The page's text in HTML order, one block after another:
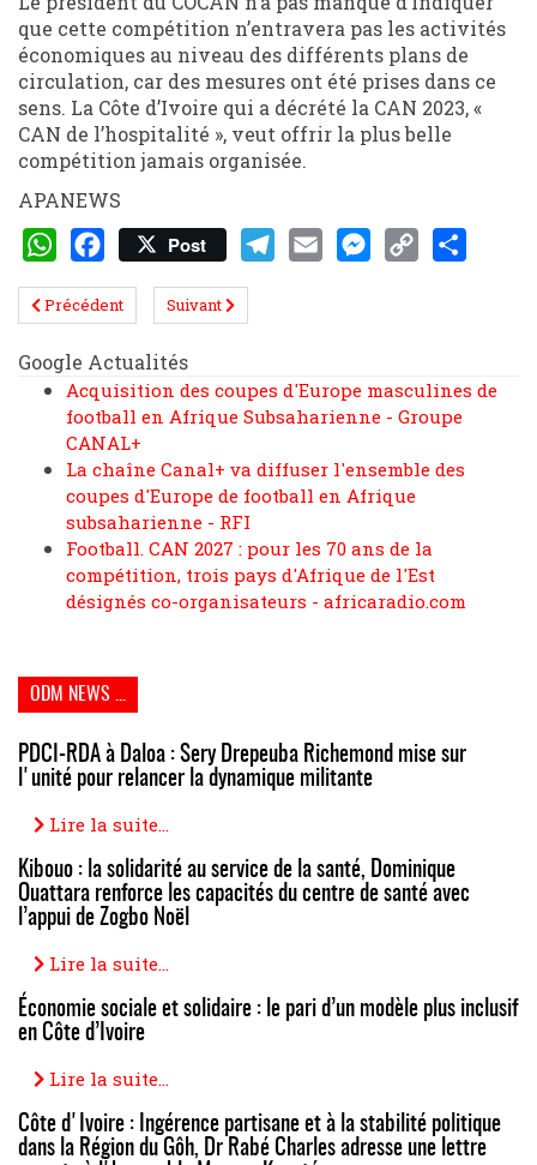
que cette compétition n’entravera pas les activités
économiques au niveau des différents plans de
circulation, car des mesures ont été prises dans ce
sens. La Côte d’Ivoire qui a décrété la CAN 2023, «
CAN de l’hospitalité », veut offrir la plus belle
compétition jamais organisée.
APANEWS
Post
Précédent Suivant
Google Actualités
Acquisition des coupes d'Europe masculines de
football en Afrique Subsaharienne - Groupe
CANAL+
La chaîne Canal+ va diffuser l'ensemble des
coupes d'Europe de football en Afrique
subsaharienne - RFI
Football. CAN 2027 : pour les 70 ans de la
compétition, trois pays d'Afrique de l'Est
désignés co-organisateurs - africaradio.com
ODM NEWS ...
PDCI-RDA à Daloa : Sery Drepeuba Richemond mise sur
l'unité pour relancer la dynamique militante
Lire la suite...
Kibouo : la solidarité au service de la santé, Dominique
Ouattara renforce les capacités du centre de santé avec
l’appui de Zogbo Noël
Lire la suite...
Économie sociale et solidaire : le pari d’un modèle plus inclusif
en Côte d’Ivoire
Lire la suite...
Côte d'Ivoire : Ingérence partisane et à la stabilité politique
dans la Région du Gôh, Dr Rabé Charles adresse une lettre